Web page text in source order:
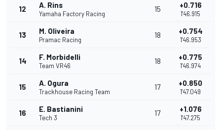
12 A. Rins
Yamaha Factory Racing
15 +0.716
1'46.915
13 M. Oliveira
Pramac Racing
18 +0.754
1'46.953
14 F. Morbidelli
Team VR46
18 +0.775
1'46.974
15 A. Ogura
Trackhouse Racing Team
17 +0.850
1'47.049
16 E. Bastianini
Tech 3
17 +1.076
1'47.275